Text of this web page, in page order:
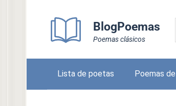
BlogPoemas
Poemas clásicos
Lista de poetas Poemas